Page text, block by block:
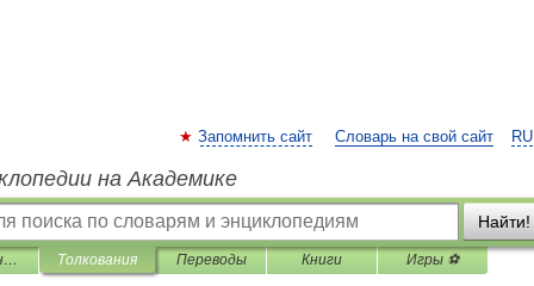
RU
Запомнить сайт Словарь на свой сайт
на Академике
Найти!
Стандарты Международной организации по стандартизации (ИСО) Толкования Переводы Книги Игры ⚽